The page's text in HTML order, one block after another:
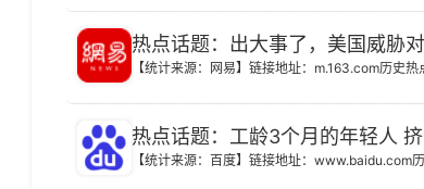
热点话题：出大事了，美国威胁
【统计来源：网易】链接地址：m.163.com历史热
热点话题：工龄3个月的年轻人
【统计来源：百度】链接地址：www.baidu.com